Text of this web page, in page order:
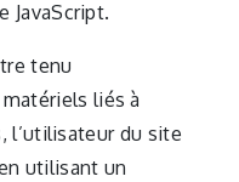
JavaScript.
tenu
liés à
l’utilisateur du site
utilisant un